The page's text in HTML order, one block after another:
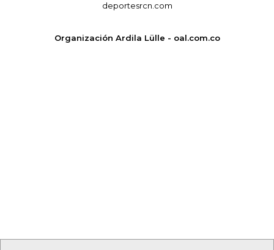
deportesrcn.com
Organización Ardila Lülle - oal.com.co